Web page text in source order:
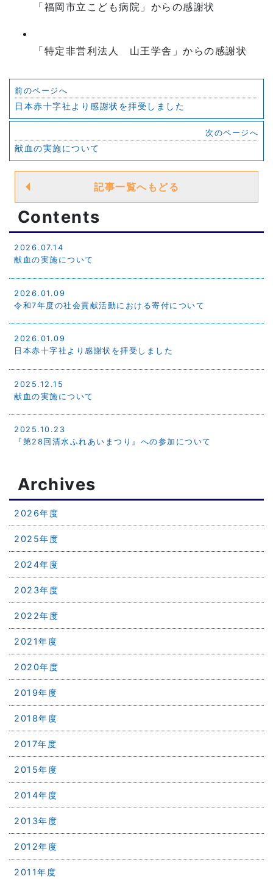
「福岡市立こども病院」からの感謝状
「特定非営利法人 山王学舎」からの感謝状
前のページへ
日本赤十字社より感謝状を拝受しました
次のページへ
献血の実施について
記事一覧へもどる
Contents
2026.07.14
献血の実施について
2026.01.09
令和7年度の社会貢献活動における寄付について
2026.01.09
日本赤十字社より感謝状を拝受しました
2025.12.15
献血の実施について
2025.10.23
『第28回清水ふれあいまつり』への参加について
Archives
2026年度
2025年度
2024年度
2023年度
2022年度
2021年度
2020年度
2019年度
2018年度
2017年度
2015年度
2014年度
2013年度
2012年度
2011年度